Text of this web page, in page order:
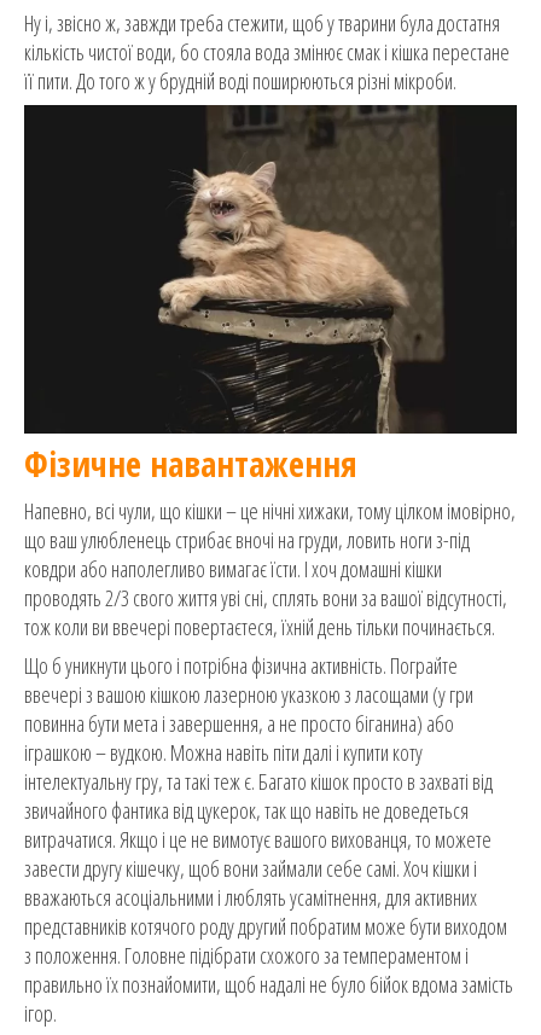
Ну і, звісно ж, завжди треба стежити, щоб у тварини була достатня
кількість чистої води, бо стояла вода змінює смак і кішка перестане
її пити. До того ж у брудній воді поширюються різні мікроби.
Фізичне навантаження
Напевно, всі чули, що кішки – це нічні хижаки, тому цілком імовірно,
що ваш улюбленець стрибає вночі на груди, ловить ноги з-під
ковдри або наполегливо вимагає їсти. І хоч домашні кішки
проводять 2/3 свого життя уві сні, сплять вони за вашої відсутності,
тож коли ви ввечері повертаєтеся, їхній день тільки починається.
Що б уникнути цього і потрібна фізична активність. Пограйте
ввечері з вашою кішкою лазерною указкою з ласощами (у гри
повинна бути мета і завершення, а не просто біганина) або
іграшкою – вудкою. Можна навіть піти далі і купити коту
інтелектуальну гру, та такі теж є. Багато кішок просто в захваті від
звичайного фантика від цукерок, так що навіть не доведеться
витрачатися. Якщо і це не вимотує вашого вихованця, то можете
завести другу кішечку, щоб вони займали себе самі. Хоч кішки і
вважаються асоціальними і люблять усамітнення, для активних
представників котячого роду другий побратим може бути виходом
з положення. Головне підібрати схожого за темпераментом і
правильно їх познайомити, щоб надалі не було бійок вдома замість
ігор.